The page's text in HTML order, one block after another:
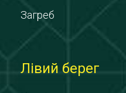
Загреб
Лівий берег